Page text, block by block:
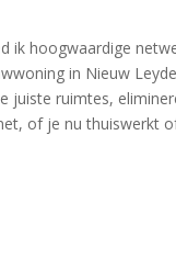
ik hoogwaardige
in Nieuw
juiste ruimtes,
of je nu thuiswerkt